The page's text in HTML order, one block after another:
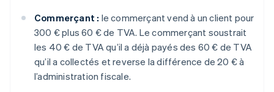
Commerçant : le commerçant vend à un client pour
300 € plus 60 € de TVA. Le commerçant soustrait
les 40 € de TVA qu’il a déjà payés des 60 € de TVA
qu’il a collectés et reverse la différence de 20 € à
l’administration fiscale.